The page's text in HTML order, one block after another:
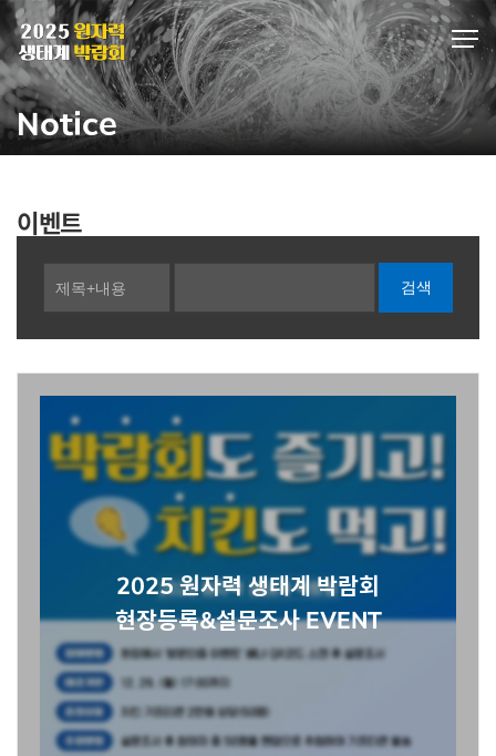
Notice
이벤트
2025 원자력 생태계 박람회
현장등록&설문조사 EVENT